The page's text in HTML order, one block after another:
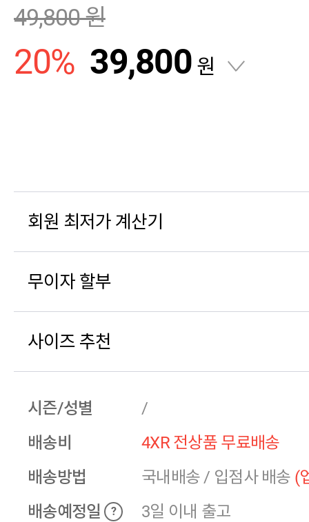
49,800원
20% 39,800 원
회원 최저가 계산기
무이자 할부
사이즈 추천
시즌/성별
/
배송비
4XR 전상품 무료배송
배송방법
국내배송 / 입점사 배송 (
배송예정일
?
3일 이내 출고